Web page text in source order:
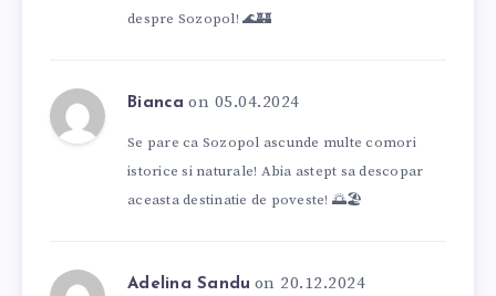
despre Sozopol! 🌊🏰
Bianca on 05.04.2024
Se pare ca Sozopol ascunde multe comori
istorice si naturale! Abia astept sa descopar
aceasta destinatie de poveste! 🌅🏖️
Adelina Sandu on 20.12.2024